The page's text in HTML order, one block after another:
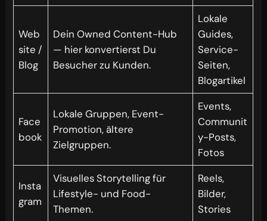
Web
site /
Blog
Dein Owned Content-Hub
— hier konvertierst Du
Besucher zu Kunden.
Lokale
Guides,
Service-
Seiten,
Blogartikel
Face
book
Lokale Gruppen, Event-
Promotion, ältere
Zielgruppen.
Events,
Communit
y-Posts,
Fotos
Insta
gram
Visuelles Storytelling für
Lifestyle- und Food-
Themen.
Reels,
Bilder,
Stories